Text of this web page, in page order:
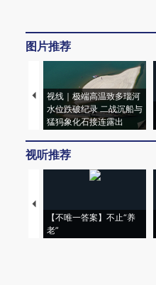
图片推荐
视线｜极端高温致多瑙河
水位跌破纪录 二战沉船与
猛犸象化石接连露出
视听推荐
【不唯一答案】不止“养
老”